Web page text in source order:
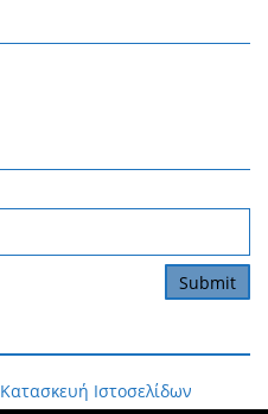
Κατασκευή Ιστοσελίδων